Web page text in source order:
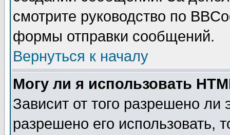
смотрите руководство по
формы отправки сообщений.
Вернуться к началу
Могу ли я использовать
Зависит от того разрешено
разрешено его использовать,